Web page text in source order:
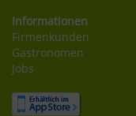
Informationen
Firmenkunden
Gastronomen
Jobs